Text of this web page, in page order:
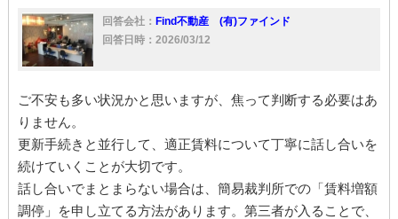
借地借家法
回答会社： Find不動産 (有)ファインド
回答日時：2026/03/12
ご不安も多い状況かと思いますが、焦って判断する必要はあ
りません。
更新手続きと並行して、適正賃料について丁寧に話し合いを
続けていくことが大切です。
話し合いでまとまらない場合は、簡易裁判所での「賃料増額
調停」を申し立てる方法があります。第三者が入ることで、